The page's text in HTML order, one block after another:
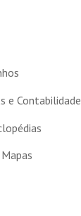
e Contabilidade